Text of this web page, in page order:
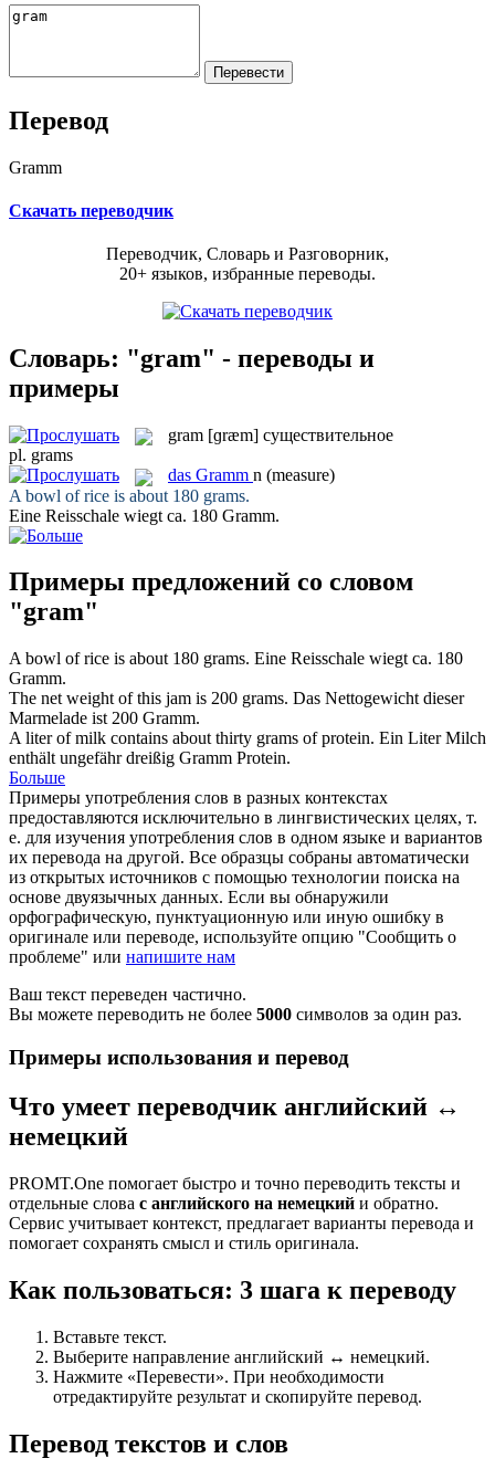
Перевод
Gramm
Скачать переводчик
Переводчик, Словарь и Разговорник,
20+ языков, избранные переводы.
Словарь: "gram" - переводы и
примеры
gram [ɡræm] существительное
pl. grams
das Gramm n (measure)
A bowl of rice is about 180 grams.
Eine Reisschale wiegt ca. 180 Gramm.
Примеры предложений со словом
"gram"
A bowl of rice is about 180 grams. Eine Reisschale wiegt ca. 180
Gramm.
The net weight of this jam is 200 grams. Das Nettogewicht dieser
Marmelade ist 200 Gramm.
A liter of milk contains about thirty grams of protein. Ein Liter Milch
enthält ungefähr dreißig Gramm Protein.
Больше
Примеры употребления слов в разных контекстах
предоставляются исключительно в лингвистических целях, т.
е. для изучения употребления слов в одном языке и вариантов
их перевода на другой. Все образцы собраны автоматически
из открытых источников с помощью технологии поиска на
основе двуязычных данных. Если вы обнаружили
орфографическую, пунктуационную или иную ошибку в
оригинале или переводе, используйте опцию "Сообщить о
проблеме" или напишите нам
Ваш текст переведен частично.
Вы можете переводить не более 5000 символов за один раз.
Примеры использования и перевод
Что умеет переводчик английский ↔
немецкий
PROMT.One помогает быстро и точно переводить тексты и
отдельные слова с английского на немецкий и обратно.
Сервис учитывает контекст, предлагает варианты перевода и
помогает сохранять смысл и стиль оригинала.
Как пользоваться: 3 шага к переводу
Вставьте текст.
Выберите направление английский ↔ немецкий.
Нажмите «Перевести». При необходимости
отредактируйте результат и скопируйте перевод.
Перевод текстов и слов